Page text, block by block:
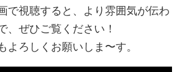
で視聴すると、より雰囲気が伝わ
、ぜひご覧ください！
よろしくお願いしま〜す。